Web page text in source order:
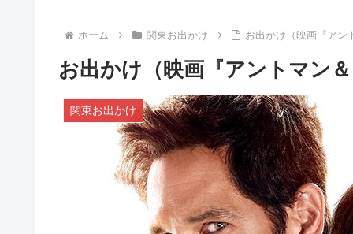
ホーム 関東お出かけ お出かけ（映画『アン
お出かけ（映画『アントマン
関東お出かけ